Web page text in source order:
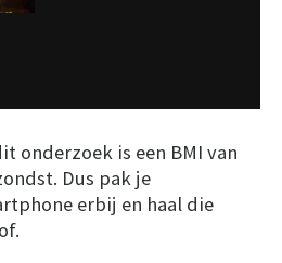
onderzoek is een BMI van
Dus pak je
erbij en haal die